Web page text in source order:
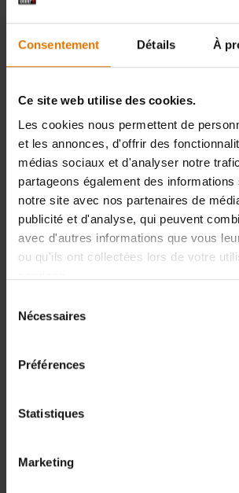
Consentement Détails À
Ce site web utilise des cookies.
Les cookies nous permettent de
et les annonces, d'offrir des
médias sociaux et d'analyser notre
partageons également des
notre site avec nos partenaires de
publicité et d'analyse, qui peuvent
avec d'autres informations que vous
ou qu'ils ont collectées lors de votre
Nécessaires
Préférences
Statistiques
Marketing
Thermomètre à lecture instantanée
TVA incluse